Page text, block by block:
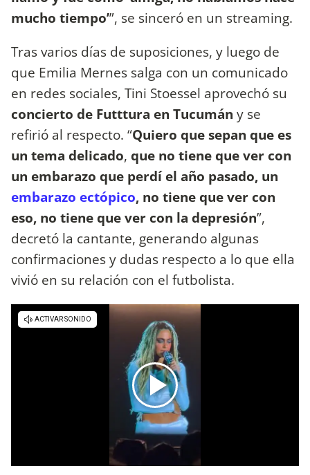
mucho tiempo’”, se sinceró en un streaming.
Tras varios días de suposiciones, y luego de
que Emilia Mernes salga con un comunicado
en redes sociales, Tini Stoessel aprovechó su
concierto de Futttura en Tucumán y se
refirió al respecto. “Quiero que sepan que es
un tema delicado, que no tiene que ver con
un embarazo que perdí el año pasado, un
embarazo ectópico, no tiene que ver con
eso, no tiene que ver con la depresión”,
decretó la cantante, generando algunas
confirmaciones y dudas respecto a lo que ella
vivió en su relación con el futbolista.